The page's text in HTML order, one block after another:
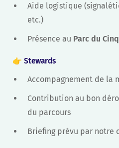
Aide logistique
etc.)
Présence au Parc du
👉 Stewards
Accompagnement de la
Contribution au bon
du parcours
Briefing prévu par notre